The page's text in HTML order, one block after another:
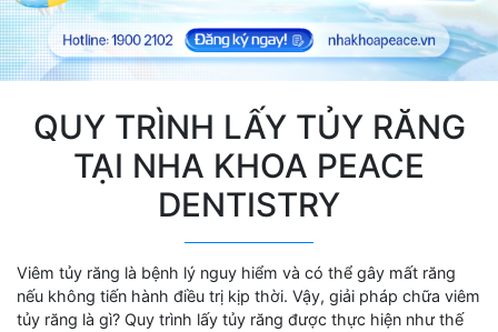
QUY TRÌNH LẤY TỦY RĂNG
TẠI NHA KHOA PEACE
DENTISTRY
Viêm tủy răng là bệnh lý nguy hiểm và có thể gây mất răng
nếu không tiến hành điều trị kịp thời. Vậy, giải pháp chữa viêm
tủy răng là gì? Quy trình lấy tủy răng được thực hiện như thế